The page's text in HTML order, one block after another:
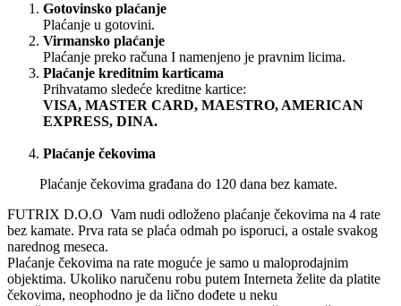
Gotovinsko plaćanje
Plaćanje u gotovini.
Virmansko plaćanje
Plaćanje preko računa I namenjeno je pravnim licima.
Plaćanje kreditnim karticama
Prihvatamo sledeće kreditne kartice:
VISA, MASTER CARD, MAESTRO, AMERICAN
EXPRESS, DINA.
Plaćanje čekovima
Plaćanje čekovima građana do 120 dana bez kamate.
FUTRIX D.O.O Vam nudi odloženo plaćanje čekovima na 4 rate
bez kamate. Prva rata se plaća odmah po isporuci, a ostale svakog
narednog meseca.
Plaćanje čekovima na rate moguće je samo u maloprodajnim
objektima. Ukoliko naručenu robu putem Interneta želite da platite
čekovima, neophodno je da lično dođete u neku